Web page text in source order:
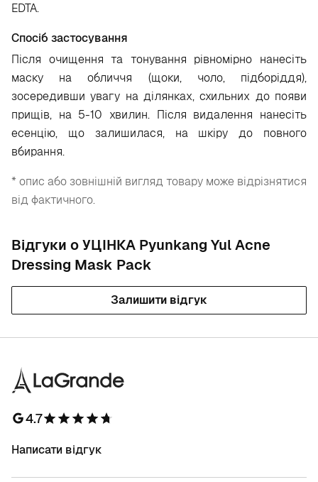
EDTA.
Спосіб застосування
Після очищення та тонування рівномірно нанесіть
маску на обличчя (щоки, чоло, підборіддя),
зосередивши увагу на ділянках, схильних до появи
прищів, на 5-10 хвилин. Після видалення нанесіть
есенцію, що залишилася, на шкіру до повного
вбирання.
* опис або зовнішній вигляд товару може відрізнятися
від фактичного.
Відгуки о УЦІНКА Pyunkang Yul Acne
Dressing Mask Pack
Залишити відгук
4.7
Написати відгук